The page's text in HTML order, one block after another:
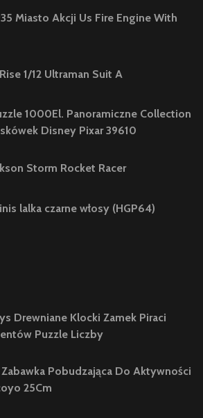
Miasto Akcji Us Fire Engine With
1/12 Ultraman Suit A
1000El. Panoramiczne Collection
Disney Pixar 39610
Storm Rocket Racer
lalka czarne włosy (HGP64)
Drewniane Klocki Zamek Piraci
Puzzle Liczby
Zabawka Pobudzająca Do Aktywności
25Cm